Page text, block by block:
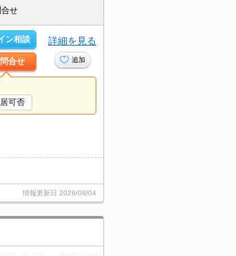
合せ
ン相談
合せ
詳細を見る
追加
居可否
情報更新日 2026/08/04